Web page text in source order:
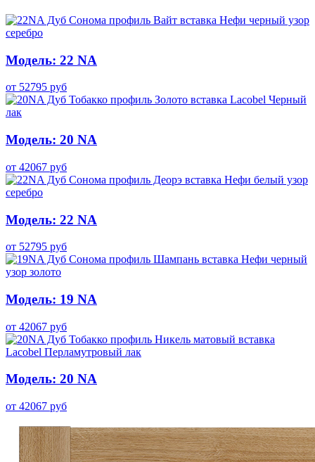
Модель: 22 NA
от 52795 руб
Модель: 20 NA
от 42067 руб
Модель: 22 NA
от 52795 руб
Модель: 19 NA
от 42067 руб
Модель: 20 NA
от 42067 руб